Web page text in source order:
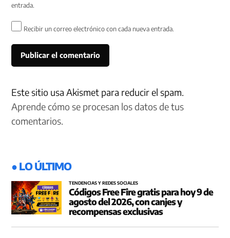
entrada.
Recibir un correo electrónico con cada nueva entrada.
Este sitio usa Akismet para reducir el spam.
Aprende cómo se procesan los datos de tus
comentarios.
● LO ÚLTIMO
TENDENCIAS Y REDES SOCIALES
Códigos Free Fire gratis para hoy 9 de
agosto del 2026, con canjes y
recompensas exclusivas